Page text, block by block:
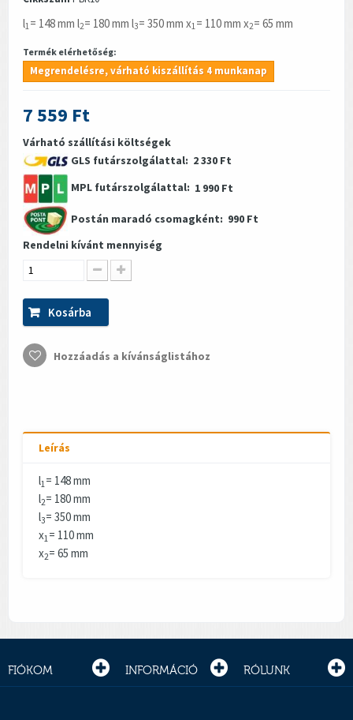
l1= 148 mm l2= 180 mm l3= 350 mm x1= 110 mm x2= 65 mm
Termék elérhetőség:
Megrendelésre, várható kiszállítás 4 munkanap
7 559 Ft
Várható szállítási költségek
GLS futárszolgálattal: 2 330 Ft
MPL futárszolgálattal: 1 990 Ft
Postán maradó csomagként: 990 Ft
Rendelni kívánt mennyiség
Kosárba
Hozzáadás a kívánságlistához
Leírás
l1 = 148 mm
l2= 180 mm
l3= 350 mm
x1 = 110 mm
x2= 65 mm
FIÓKOM INFORMÁCIÓ RÓLUNK